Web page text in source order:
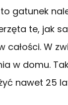
gatunek
te, jak
całości. W
w domu.
nawet 25